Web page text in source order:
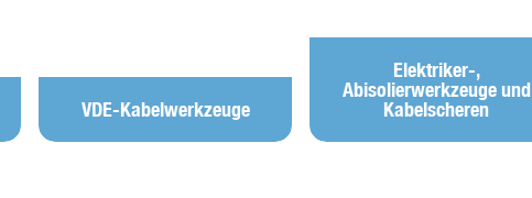
VDE-Kabelwerkzeuge
Elektriker-,
Abisolierwerkzeuge und
Kabelscheren